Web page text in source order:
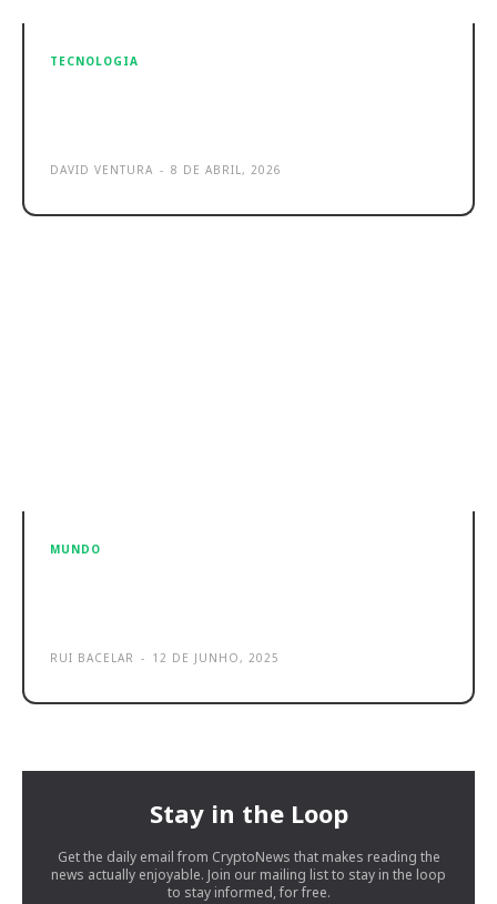
TECNOLOGIA
DAVID VENTURA - 8 DE ABRIL, 2026
MUNDO
RUI BACELAR - 12 DE JUNHO, 2025
Stay in the Loop
Get the daily email from CryptoNews that makes reading the
news actually enjoyable. Join our mailing list to stay in the loop
to stay informed, for free.